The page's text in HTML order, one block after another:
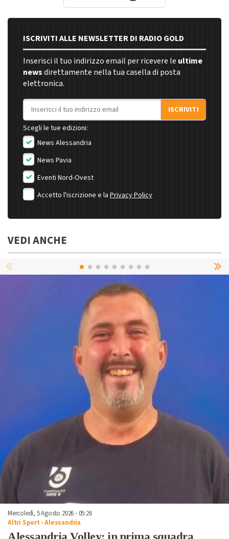
ISCRIVITI ALLE NEWSLETTER DI RADIO GOLD
Inserisci il tuo indirizzo email per ricevere le ultime
newsdirettamente nella tua casella di posta
elettronica.
Indirizzo email
ISCRIVITI
Scegli le tue edizioni:
News Alessandria
News Pavia
Eventi Nord-Ovest
Accetto l'iscrizione e la Privacy Policy
VEDI ANCHE
Mercoledì, 5 Agosto 2026 - 05:26
Altri Sport -Alessandria